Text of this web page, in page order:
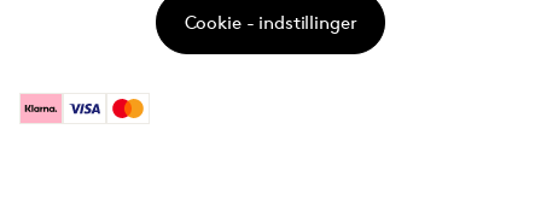
KlarnaVisa Mastercard
Cookie - indstillinger